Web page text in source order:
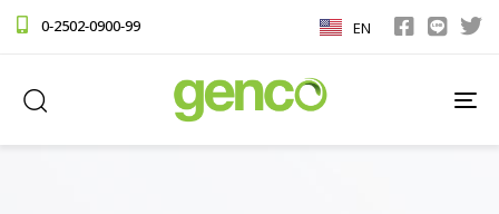
0-2502-0900-99 EN